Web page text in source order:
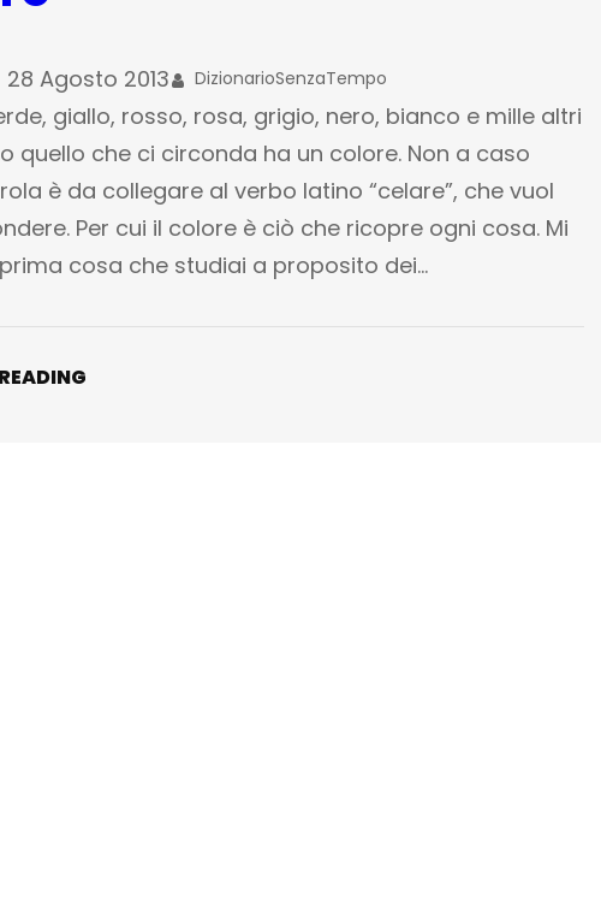
28 Agosto 2013 DizionarioSenzaTempo
giallo, rosso, rosa, grigio, nero, bianco e mille altri
quello che ci circonda ha un colore. Non a caso
è da collegare al verbo latino “celare”, che vuol
Per cui il colore è ciò che ricopre ogni cosa. Mi
cosa che studiai a proposito dei…